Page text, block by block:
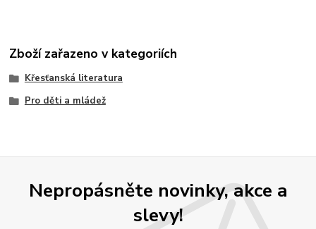
Zboží zařazeno v kategoriích
Křesťanská literatura
Pro děti a mládež
Nepropásněte novinky, akce a
slevy!